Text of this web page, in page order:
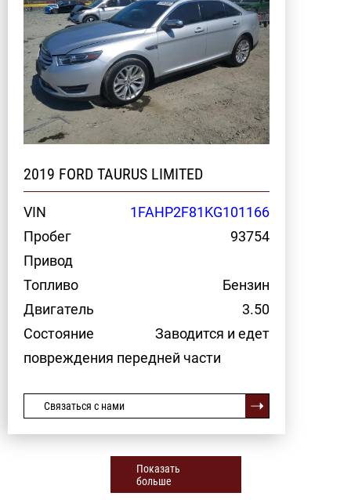
2019 FORD TAURUS LIMITED
VIN
1FAHP2F81KG101166
Пробег
93754
Привод
Топливо
Бензин
Двигатель
3.50
Состояние
Заводится и едет
повреждения передней части
Связаться с нами
Показать
больше